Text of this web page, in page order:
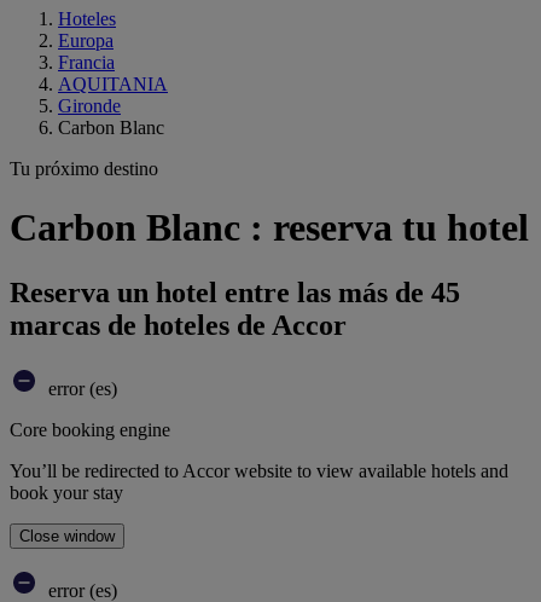
Hoteles
Europa
Francia
AQUITANIA
Gironde
Carbon Blanc
Tu próximo destino
Carbon Blanc : reserva tu hotel
Reserva un hotel entre las más de 45
marcas de hoteles de Accor
error (es)
Core booking engine
You’ll be redirected to Accor website to view available hotels and
book your stay
Close window
error (es)